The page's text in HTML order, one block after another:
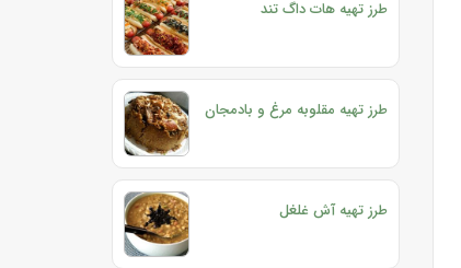
طرز تهیه هات داگ تند
طرز تهیه مقلوبه مرغ و بادمجان
طرز تهیه آش غلغل